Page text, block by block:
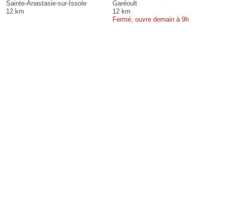
Sainte-Anastasie-sur-Issole
12 km
Garéoult
12 km
Fermé, ouvre demain à 9h